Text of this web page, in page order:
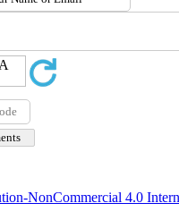
NonCommercial 4.0